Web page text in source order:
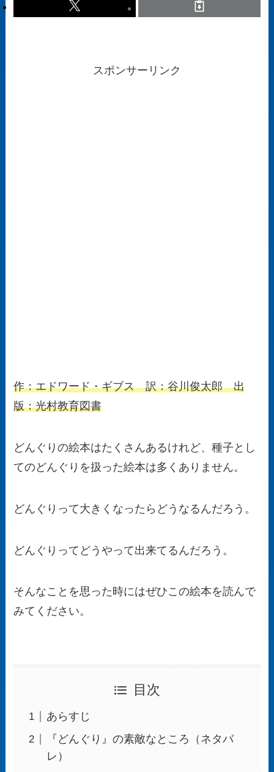
スポンサーリンク
作：エドワード・ギブス 訳：谷川俊太郎 出
版：光村教育図書
どんぐりの絵本はたくさんあるけれど、種子とし
てのどんぐりを扱った絵本は多くありません。
どんぐりって大きくなったらどうなるんだろう。
どんぐりってどうやって出来てるんだろう。
そんなことを思った時にはぜひこの絵本を読んで
みてください。
目次
あらすじ
『どんぐり』の素敵なところ（ネタバ
レ）